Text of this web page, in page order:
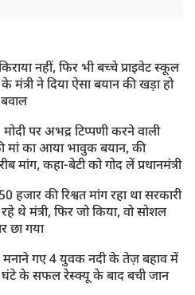
लगी आग, युवक की जिंदा जलकर
नहीं, फिर भी बच्चे प्राइवेट स्कूल
ने दिया ऐसा बयान की खड़ा हो
पर अभद्र टिप्पणी करने वाली
मां का आया भावुक बयान, की
मांग, कहा-बेटी को गोद लें प्रधानमंत्री
हजार की रिश्वत मांग रहा था सरकारी
थे मंत्री, फिर जो किया, वो सोशल
छा गया
मनाने गए 4 युवक नदी के तेज़ बहाव में
के सफल रेस्क्यू के बाद बची जान